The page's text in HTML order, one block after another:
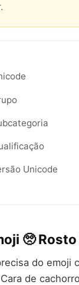
Unicode
🥺
do emoji
de